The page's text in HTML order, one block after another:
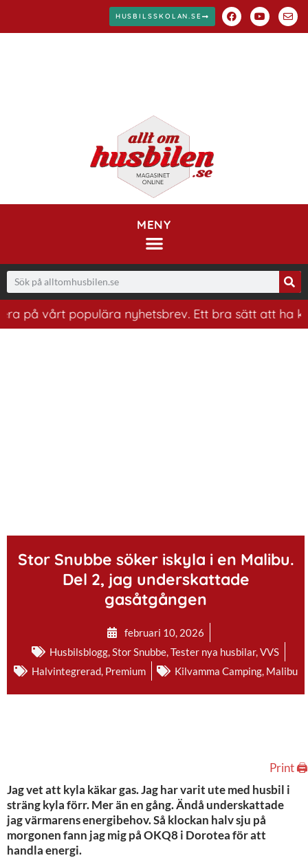
HUSBILSSKOLAN.SE
MENY
populära nyhetsbrev. Ett bra sätt att ha koll på
Stor Snubbe söker iskyla i en Malibu.
Del 2, jag underskattade
gasåtgången
februari 10, 2026
Husbilsblogg,Stor Snubbe,Tester nya husbilar,VVS
Halvintegrerad, Premium Kilvamma Camping, Malibu
Print 🖨
Jag vet att kyla käkar gas. Jag har varit ute med husbil i
sträng kyla förr. Mer än en gång. Ändå underskattade
jag värmarens energibehov. Så klockan halv sju på
morgonen fann jag mig på OKQ8 i Dorotea för att
handla energi.